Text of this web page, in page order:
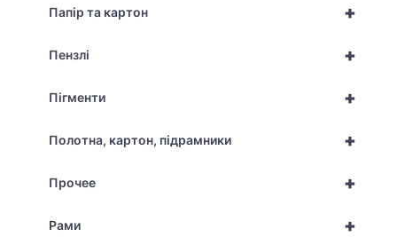
+
Папір та картон
+
Пензлі
+
Пігменти
+
Полотна, картон, підрамники
+
Прочее
+
Рами